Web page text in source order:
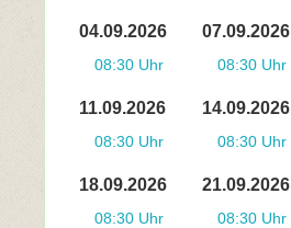
04.09.2026
08:30 Uhr
07.09.2026
08:30 Uhr
11.09.2026
08:30 Uhr
14.09.2026
08:30 Uhr
18.09.2026
08:30 Uhr
21.09.2026
08:30 Uhr